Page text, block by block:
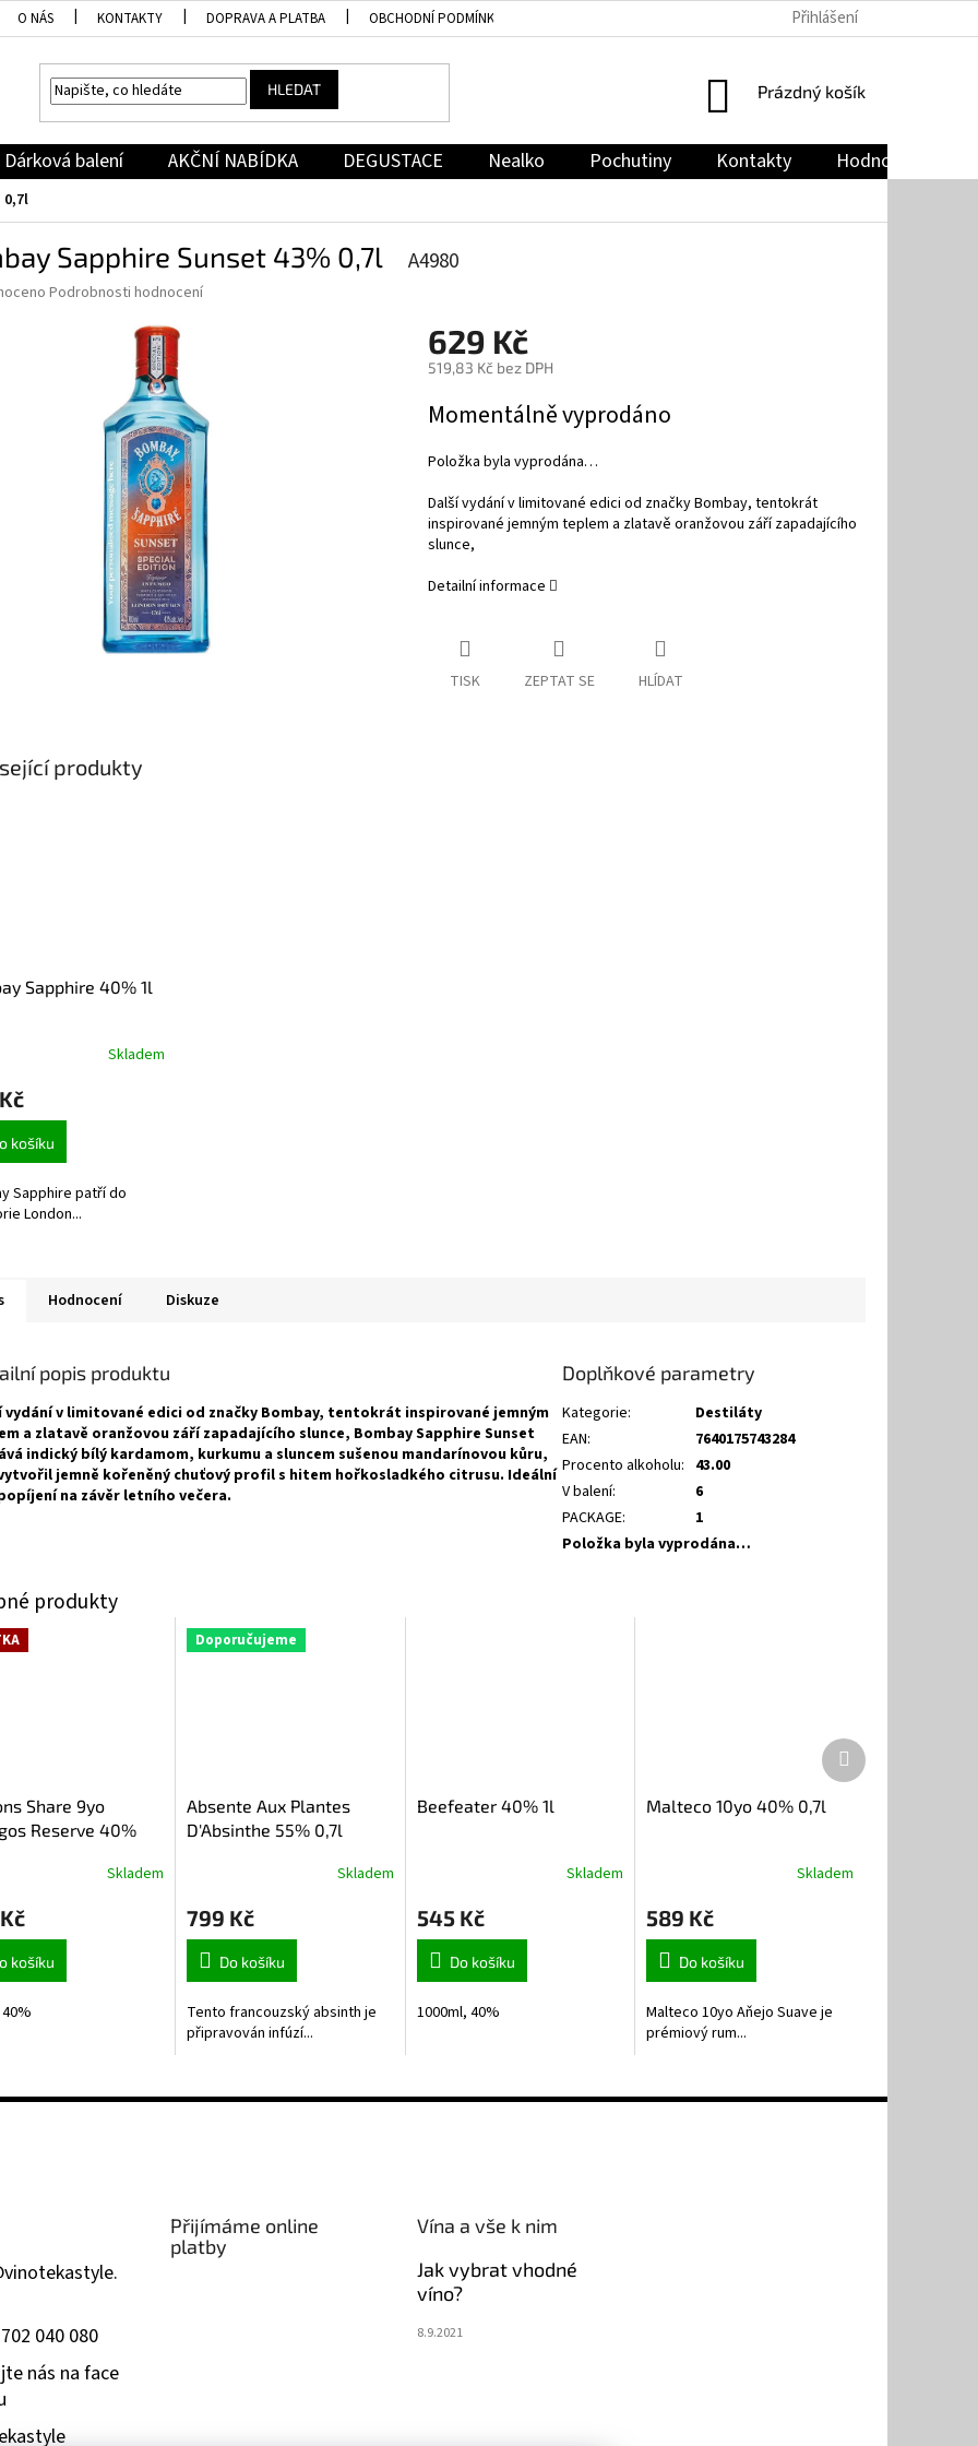
O NÁS KONTAKTY DOPRAVA A PLATBA OBCHODNÍ PODMÍNKY JAK NAKUPOVAT
Přihlášení
HLEDAT
NÁKUPNÍ
Prázdný košík
Dárková balení AKČNÍ NABÍDKA DEGUSTACE Nealko Pochutiny Kontakty Hodnocení
0,7l
Sapphire Sunset 43% 0,7l A4980
Podrobnosti hodnocení
629 Kč
519,83 Kč bez DPH
cena:
Momentálně vyprodáno
Položka byla vyprodána…
Další vydání v limitované edici od značky Bombay, tentokrát
inspirované jemným teplem a zlatavě oranžovou září zapadajícího
slunce,
Detailní informace
TISK ZEPTAT SE HLÍDAT
produkty
Sapphire 40% 1l
Skladem
košíku
Sapphire patří do
London...
Hodnocení Diskuze
popis produktu
vydání v limitované edici od značky Bombay, tentokrát inspirované jemným
a zlatavě oranžovou září zapadajícího slunce, Bombay Sapphire Sunset
indický bílý kardamom, kurkumu a sluncem sušenou mandarínovou kůru,
jemně kořeněný chuťový profil s hitem hořkosladkého citrusu. Ideální
na závěr letního večera.
Doplňkové parametry
Kategorie:
Destiláty
EAN:
7640175743284
Procento alkoholu: 43.00
V balení:
6
PACKAGE:
1
Položka byla vyprodána…
Share 9yo
Reserve 40%
Skladem
košíku
Doporučujeme
Absente Aux Plantes
D'Absinthe 55% 0,7l
Skladem
799 Kč
Do košíku
Tento francouzský absinth je
připravován infúzí...
Beefeater 40% 1l
Skladem
545 Kč
Do košíku
1000ml, 40%
Malteco 10yo 40% 0,7l
Skladem
589 Kč
Do košíku
Malteco 10yo Aňejo Suave je
prémiový rum...
Další
produkt
vinotekastyle.
040 080
nás na face
Přijímáme online
platby
Vína a vše k nim
Jak vybrat vhodné
víno?
8.9.2021